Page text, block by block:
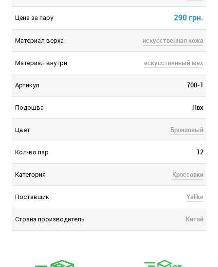
Цена за пару 290 грн.
Материал верха искусственная кожа
Материал внутри искусственный мех
Артикул 700-1
Подошва Пвх
Цвет Бронзовый
Кол-во пар 12
Категория Кроссовки
Поставщик Yalike
Страна производитель Китай